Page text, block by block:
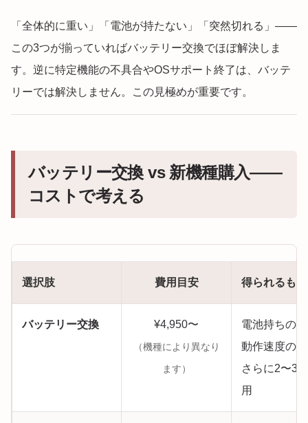
「全体的に重い」「電池が持たない」「突然切れる」——
この3つが揃っていればバッテリー交換でほぼ解決しま
す。逆に特定機能の不具合やOSサポート終了は、バッテ
リーでは解決しません。この見極めが重要です。
バッテリー交換 vs 新機種購入——
コストで考える
選択肢 費用目安 得られるもの
バッテリー交換 ¥4,950〜
（機種により異なり
ます）
電池持ちの
動作速度の
さらに2〜3
用